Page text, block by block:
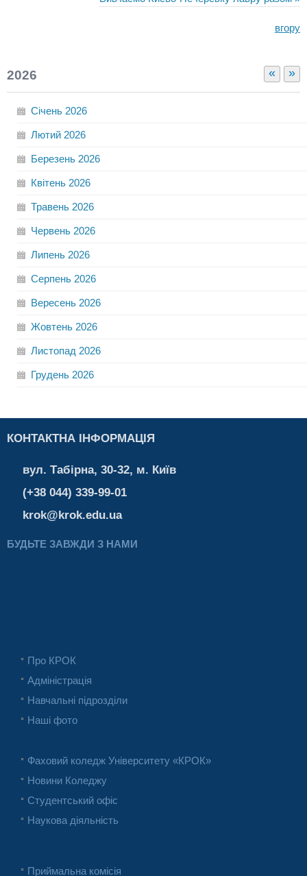
вгору
« »
2026
Січень 2026
Лютий 2026
Березень 2026
Квітень 2026
Травень 2026
Червень 2026
Липень 2026
Серпень 2026
Вересень 2026
Жовтень 2026
Листопад 2026
Грудень 2026
КОНТАКТНА ІНФОРМАЦІЯ
вул. Табірна, 30-32, м. Київ
(+38 044) 339-99-01
krok@krok.edu.ua
БУДЬТЕ ЗАВЖДИ З НАМИ
Про КРОК
Адміністрація
Навчальні підрозділи
Наші фото
Фаховий коледж Університету «КРОК»
Новини Коледжу
Студентський офіс
Наукова діяльність
Приймальна комісія